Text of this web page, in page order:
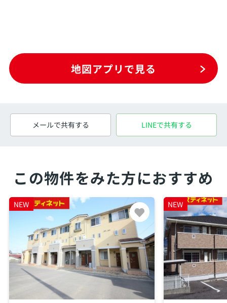
地図アプリで見る
メールで共有する LINEで共有する
この物件をみた方におすすめ
NEW NEW